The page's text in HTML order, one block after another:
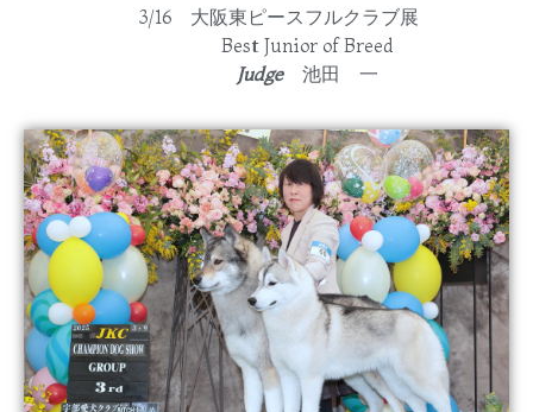
3/16 大阪東ピースフルクラブ展
Best Junior of Breed
Judge 池田 一